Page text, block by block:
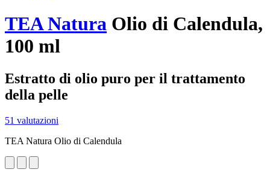
TEA Natura Olio di Calendula,
100 ml
Estratto di olio puro per il trattamento
della pelle
51 valutazioni
TEA Natura Olio di Calendula